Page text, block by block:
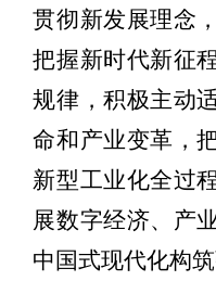
贯彻新发展理念
把握新时代新征
规律，积极主动
命和产业变革，
新型工业化全过
展数字经济、产
中国式现代化构